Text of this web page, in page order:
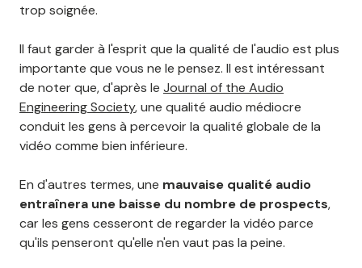
trop soignée.
Il faut garder à l'esprit que la qualité de l'audio est plus
importante que vous ne le pensez. Il est intéressant
de noter que, d'après le Journal of the Audio
Engineering Society, une qualité audio médiocre
conduit les gens à percevoir la qualité globale de la
vidéo comme bien inférieure.
En d'autres termes, une mauvaise qualité audio
entraînera une baisse du nombre de prospects,
car les gens cesseront de regarder la vidéo parce
qu'ils penseront qu'elle n'en vaut pas la peine.